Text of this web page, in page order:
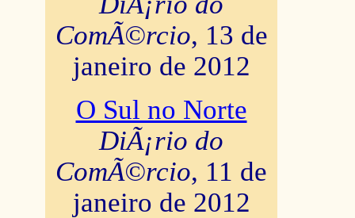
ComÃ©rcio, 13 de
janeiro de 2012
O Sul no Norte
DiÃ¡rio do
ComÃ©rcio, 11 de
janeiro de 2012